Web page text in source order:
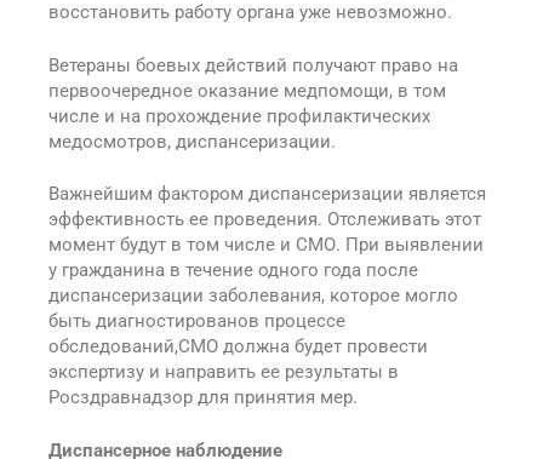
восстановить работу органа уже невозможно.
Ветераны боевых действий получают право на
первоочередное оказание медпомощи, в том
числе и на прохождение профилактических
медосмотров, диспансеризации.
Важнейшим фактором диспансеризации является
эффективность ее проведения. Отслеживать этот
момент будут в том числе и СМО. При выявлении
у гражданина в течение одного года после
диспансеризации заболевания, которое могло
быть диагностированов процессе
обследований,СМО должна будет провести
экспертизу и направить ее результаты в
Росздравнадзор для принятия мер.
Диспансерное наблюдение